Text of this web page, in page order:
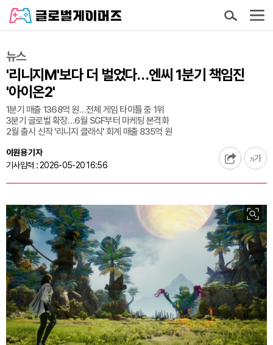
뉴스
'리니지M'보다 더 벌었다…엔씨 1분기 책임진
'아이온2'
1분기 매출 1368억 원…전체 게임 타이틀 중 1위
3분기 글로벌 확장…6월 SGF부터 마케팅 본격화
2월 출시 신작 '리니지 클래식' 회계 매출 835억 원
이원용 기자
기사입력 : 2026-05-20 16:56